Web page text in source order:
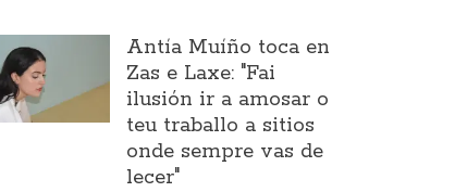
Antía Muíño toca en
Zas e Laxe: "Fai
ilusión ir a amosar o
teu traballo a sitios
onde sempre vas de
lecer"